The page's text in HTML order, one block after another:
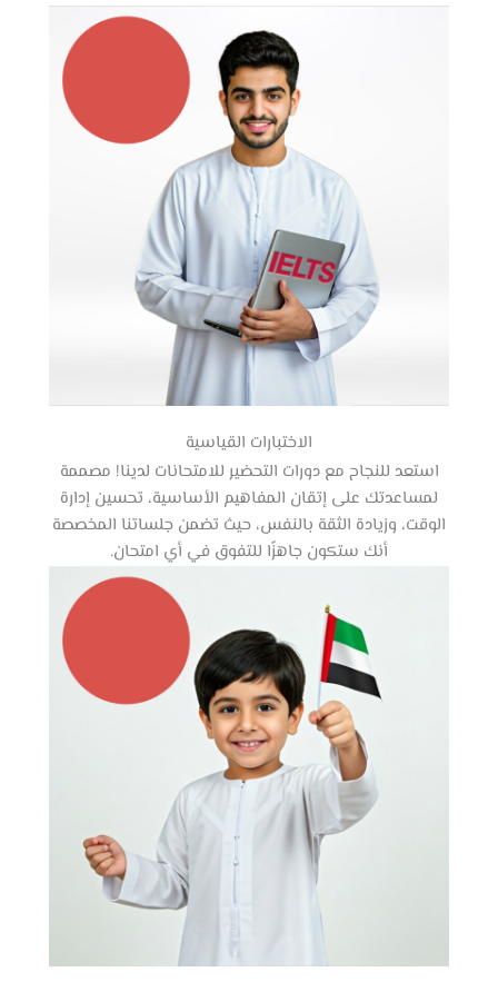
الاختبارات القياسية
استعد للنجاح مع دورات التحضير للامتحانات لدينا! مصممة
لمساعدتك على إتقان المفاهيم الأساسية، تحسين إدارة
الوقت، وزيادة الثقة بالنفس، حيث تضمن جلساتنا المخصصة
أنك ستكون جاهزًا للتفوق في أي امتحان.​